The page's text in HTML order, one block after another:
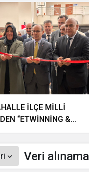
İLÇE MİLLİ
“ETWİNNİNG &
Veri